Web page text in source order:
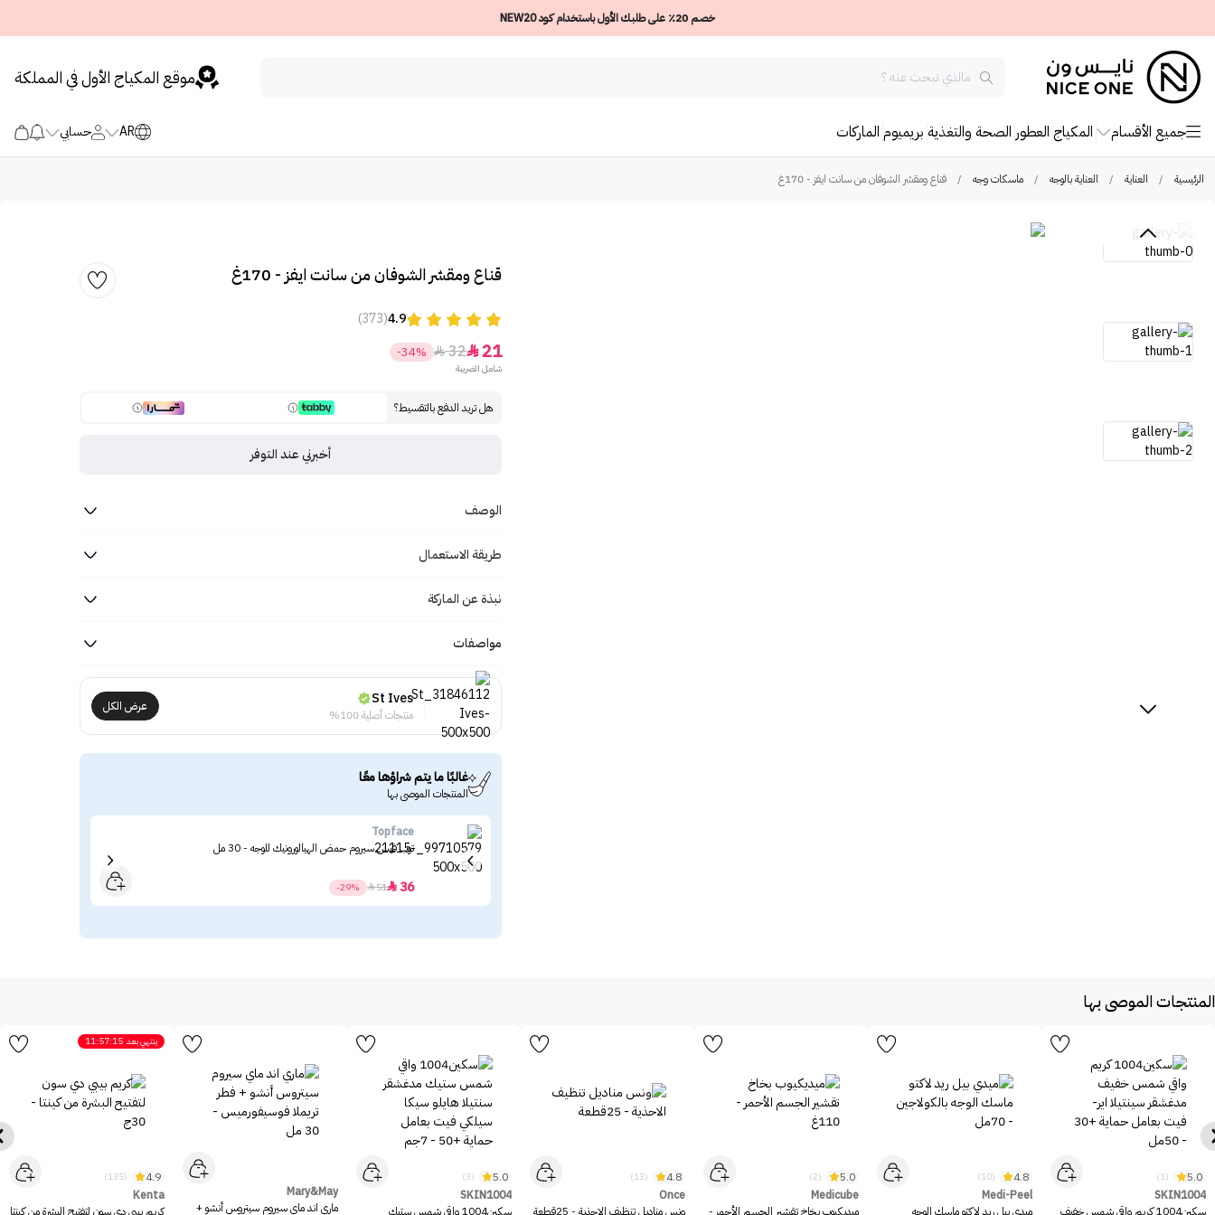
خصم 20٪ على طلبك الأول باستخدام كود NEW20
موقع المكياج الأول في المملكة
جميع الأقسام المكياج العطور الصحة والتغذية بريميوم الماركات AR حسابي
الرئيسية / العناية / العناية بالوجه / ماسكات وجه / قناع ومقشر الشوفان من سانت ايفز - 170غ
قناع ومقشر الشوفان من سانت ايفز - 170غ
4.9
(373)
21

32

-34%
شامل الضريبة
هل تريد الدفع بالتقسيط؟
أخبرني عند التوفر
الوصف
طريقة الاستعمال
نبذة عن الماركة
مواصفات
St Ives
منتجات أصلية 100%
عرض الكل
غالبًا ما يتم شراؤها معًا
المنتجات الموصى بها
Topface
توب فيس سيروم حمض الهيالورونيك للوجه - 30 مل
36

51

-29%
المنتجات الموصى بها
5.0
(1)
SKIN1004
سكين1004 كريم واقي شمس خفيف
4.8
(10)
Medi-Peel
ميدي بيل ريد لاكتو ماسك الوجه
5.0
(2)
Medicube
ميديكيوب بخاخ تقشير الجسم الأحمر -
4.8
(13)
Once
ونس مناديل تنظيف الاحذية - 25قطعة
5.0
(3)
SKIN1004
سكين1004 واقي شمس ستيك
Mary&May
ماري اند ماي سيروم سيتروس أنشو +
ينتهي بعد 11:57:15
4.9
(135)
Kenta
كريم بيبي دي سون لتفتيح البشرة من كينتا